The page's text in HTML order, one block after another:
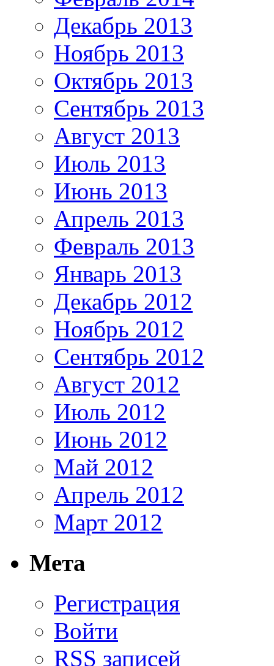
Декабрь 2013
Ноябрь 2013
Октябрь 2013
Сентябрь 2013
Август 2013
Июль 2013
Июнь 2013
Апрель 2013
Февраль 2013
Январь 2013
Декабрь 2012
Ноябрь 2012
Сентябрь 2012
Август 2012
Июль 2012
Июнь 2012
Май 2012
Апрель 2012
Март 2012
Мета
Регистрация
Войти
RSS записей